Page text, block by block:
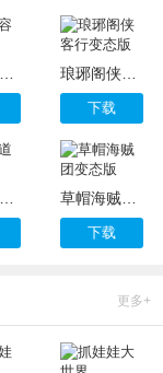
琅琊阁侠客行变态版
下载
草帽海贼团变态版
下载
更多+